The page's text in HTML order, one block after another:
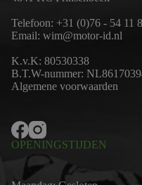
Telefoon: +31 (0)76 - 54 11
Email: wim@motor-id.nl
K.v.K: 80530338
B.T.W-nummer:
Algemene voorwaarden
OPENINGSTIJDEN